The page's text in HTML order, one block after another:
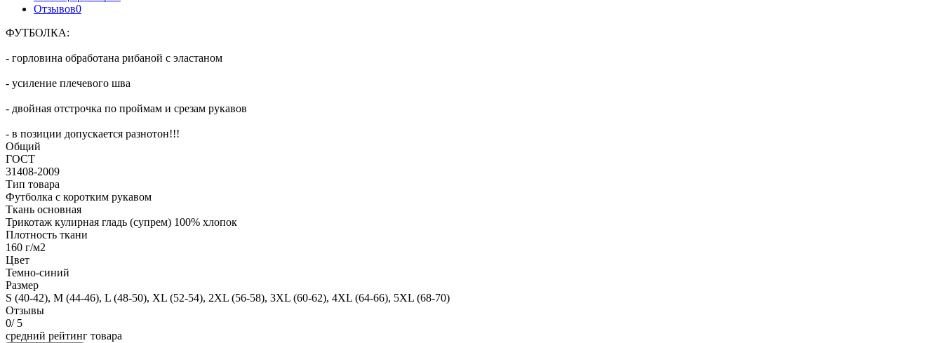
Отзывов0
ФУТБОЛКА:
- горловина обработана рибаной с эластаном
- усиление плечевого шва
- двойная отстрочка по проймам и срезам рукавов
- в позиции допускается разнотон!!!
Общий
ГОСТ
31408-2009
Тип товара
Футболка с коротким рукавом
Ткань основная
Трикотаж кулирная гладь (супрем) 100% хлопок
Плотность ткани
160 г/м2
Цвет
Темно-синий
Размер
S (40-42), M (44-46), L (48-50), XL (52-54), 2ХL (56-58), 3XL (60-62), 4XL (64-66), 5XL (68-70)
Отзывы
0/ 5
средний рейтинг товара